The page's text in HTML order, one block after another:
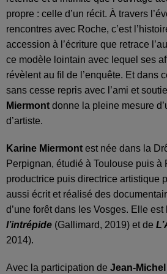
propre : celle d’un récit. À travers
rencontres avec Roche, c’est
accession à l’écriture que retrace
ce modèle lointain avec lequel ses
révèlent au fil de l’enquête. Et dans
sans cesse repris avec l’ami et
Miermont donne la pleine mesure
d’artiste.
Karine Miermont est née dans la
Perpignan, étudié à Toulouse puis à
productrice puis directrice artistique
aussi écrit et réalisé des
d’une forêt dans les Vosges. Elle est
l’intrépide (Gallimard, 2019) et de
2014).
Avec la participation de Jean-